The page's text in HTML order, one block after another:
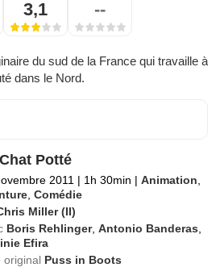
3,1 --
du sud de la France qui travaille à
dans le Nord.
Potté
2011 | 1h 30min | Animation
,Comédie
Miller (II)
Boris Rehlinger,Antonio Banderas
Efira
original Puss in Boots